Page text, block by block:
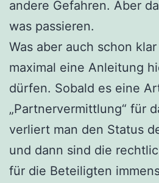
andere Gefahren. Aber
was passieren.
Was aber auch schon
maximal eine Anleitung
dürfen. Sobald es eine
„Partnervermittlung“ für
verliert man den Status
und dann sind die
für die Beteiligten